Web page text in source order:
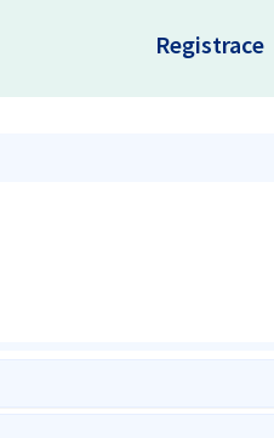
Registrace